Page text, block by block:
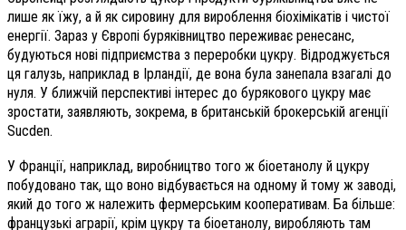
лише як їжу, а й як сировину для вироблення біохімікатів і чистої
енергії. Зараз у Європі буряківництво переживає ренесанс,
будуються нові підприємства з переробки цукру. Відроджується
ця галузь, наприклад в Ірландії, де вона була занепала взагалі до
нуля. У ближчій перспективі інтерес до бурякового цукру має
зростати, заявляють, зокрема, в британській брокерській агенції
Sucden.
У Франції, наприклад, виробництво того ж біоетанолу й цукру
побудовано так, що воно відбувається на одному й тому ж заводі,
який до того ж належить фермерським кооперативам. Ба більше:
французькі аграрії, крім цукру та біоетанолу, виробляють там